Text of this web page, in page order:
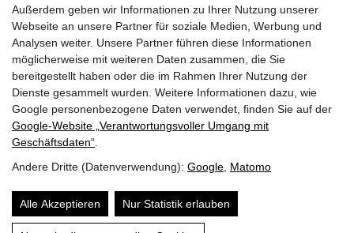
Außerdem geben wir Informationen zu Ihrer Nutzung unserer
Webseite an unsere Partner für soziale Medien, Werbung und
Analysen weiter. Unsere Partner führen diese Informationen
möglicherweise mit weiteren Daten zusammen, die Sie
bereitgestellt haben oder die im Rahmen Ihrer Nutzung der
Dienste gesammelt wurden. Weitere Informationen dazu, wie
Google personenbezogene Daten verwendet, finden Sie auf der
Google‑Website „Verantwortungsvoller Umgang mit
Geschäftsdaten“
Andere Dritte (Datenverwendung): Google Matomo
Alle Akzeptieren Nur Statistik erlauben
Ausschreibung und ÖBA im Holzbau
Überbau Bildungs-GmbH, Online
13:00 -16:00
Seiten drucken
© 2026 | Dein Date mit Holz.powered byKOPPELHUBER² und
Partner ZT OG
|
Über uns Datenschutz Impressum